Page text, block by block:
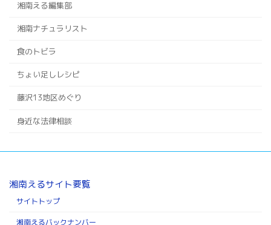
湘南える編集部
湘南ナチュラリスト
食のトビラ
ちょい足しレシピ
藤沢13地区めぐり
身近な法律相談
湘南えるサイト要覧
サイトトップ
湘南えるバックナンバー